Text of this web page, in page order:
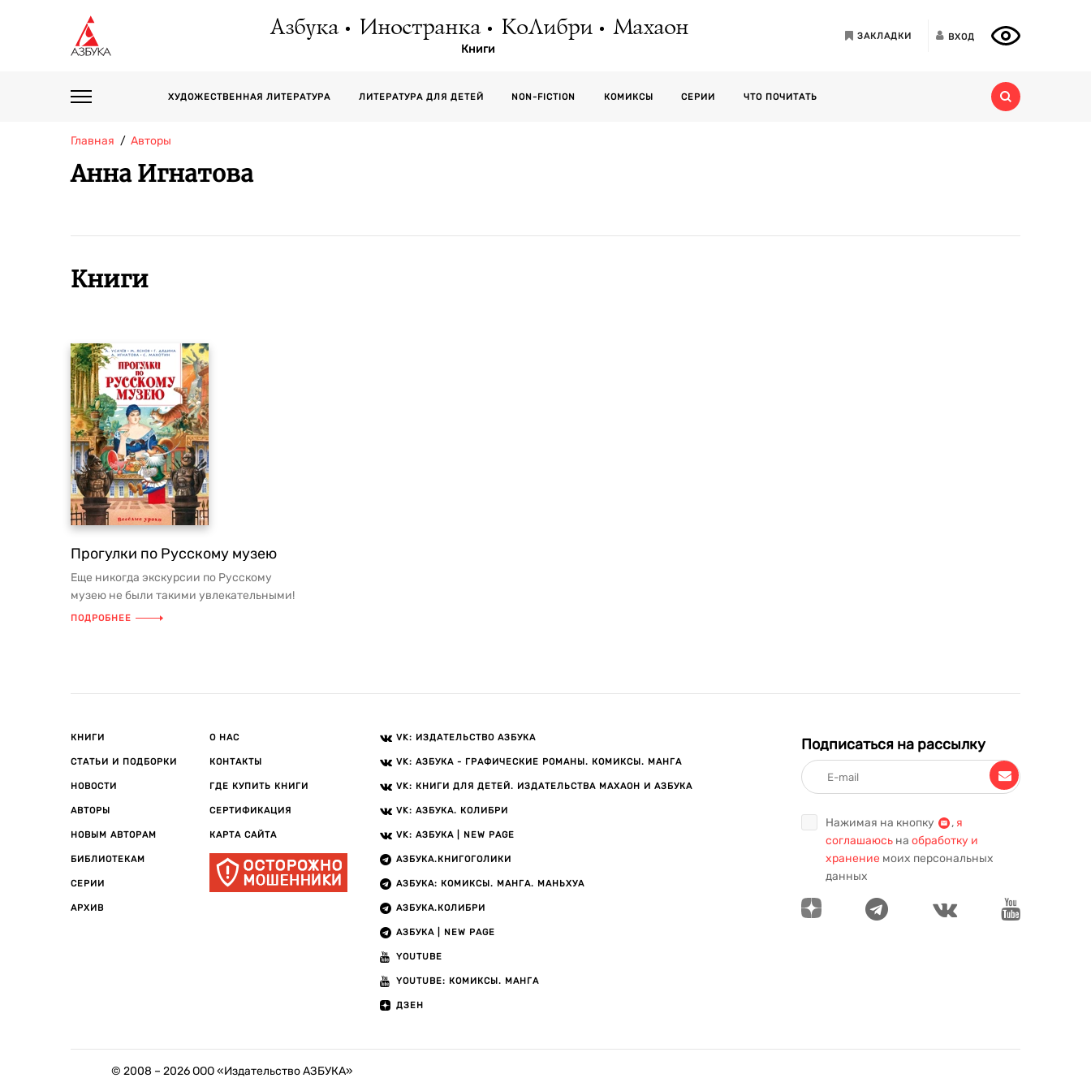
Азбука Иностранка КоЛибри Махаон
Книги
ЗАКЛАДКИ ВХОД
ХУДОЖЕСТВЕННАЯ ЛИТЕРАТУРА ЛИТЕРАТУРА ДЛЯ ДЕТЕЙ NON-FICTION КОМИКСЫ СЕРИИ ЧТО ПОЧИТАТЬ
Главная Авторы
Анна Игнатова
Книги
Прогулки по Русскому музею
Еще никогда экскурсии по Русскому
музею не были такими увлекательными!
В этой развивающей книге Андр...
ПОДРОБНЕЕ
КНИГИ
СТАТЬИ И ПОДБОРКИ
НОВОСТИ
АВТОРЫ
НОВЫМ АВТОРАМ
БИБЛИОТЕКАМ
СЕРИИ
АРХИВ
О НАС
КОНТАКТЫ
ГДЕ КУПИТЬ КНИГИ
СЕРТИФИКАЦИЯ
КАРТА САЙТА
VK: ИЗДАТЕЛЬСТВО АЗБУКА
VK: АЗБУКА - ГРАФИЧЕСКИЕ РОМАНЫ. КОМИКСЫ. МАНГА
VK: КНИГИ ДЛЯ ДЕТЕЙ. ИЗДАТЕЛЬСТВА МАХАОН И АЗБУКА
VK: АЗБУКА. КОЛИБРИ
VK: АЗБУКА | NEW PAGE
АЗБУКА.КНИГОГОЛИКИ
АЗБУКА: КОМИКСЫ. МАНГА. МАНЬХУА
АЗБУКА.КОЛИБРИ
АЗБУКА | NEW PAGE
YOUTUBE
YOUTUBE: КОМИКСЫ. МАНГА
ДЗЕН
Подписаться на рассылку
Нажимая на кнопку , я
соглашаюсь на обработку и
хранение моих персональных
данных
© 2008 – 2026ООО «Издательство АЗБУКА»